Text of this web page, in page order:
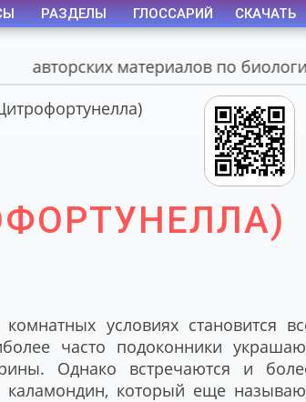
РАЗДЕЛЫ ГЛОССАРИЙ СКАЧАТЬ
материалов по биологии
условиях становится
часто подоконники
Однако встречаются и
каламондин, который еще